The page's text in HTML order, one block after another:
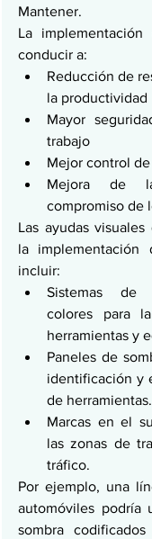
Mantener.
La
conducir a:
Reducción de
la productividad
Mayor
trabajo
Mejor control
Mejora de
compromiso de
Las ayudas
la implementación
incluir:
Sistemas de
colores para
herramientas y
Paneles de
identificación y
de herramientas.
Marcas en el
las zonas de
tráfico.
Por ejemplo, una
automóviles podría
sombra